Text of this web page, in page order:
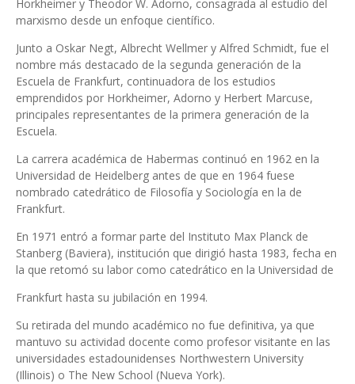
Horkheimer y Theodor W. Adorno, consagrada al estudio del
marxismo desde un enfoque científico.
Junto a Oskar Negt, Albrecht Wellmer y Alfred Schmidt, fue el
nombre más destacado de la segunda generación de la
Escuela de Frankfurt, continuadora de los estudios
emprendidos por Horkheimer, Adorno y Herbert Marcuse,
principales representantes de la primera generación de la
Escuela.
La carrera académica de Habermas continuó en 1962 en la
Universidad de Heidelberg antes de que en 1964 fuese
nombrado catedrático de Filosofía y Sociología en la de
Frankfurt.
En 1971 entró a formar parte del Instituto Max Planck de
Stanberg (Baviera), institución que dirigió hasta 1983, fecha en
la que retomó su labor como catedrático en la Universidad de
Frankfurt hasta su jubilación en 1994.
Su retirada del mundo académico no fue definitiva, ya que
mantuvo su actividad docente como profesor visitante en las
universidades estadounidenses Northwestern University
(Illinois) o The New School (Nueva York).